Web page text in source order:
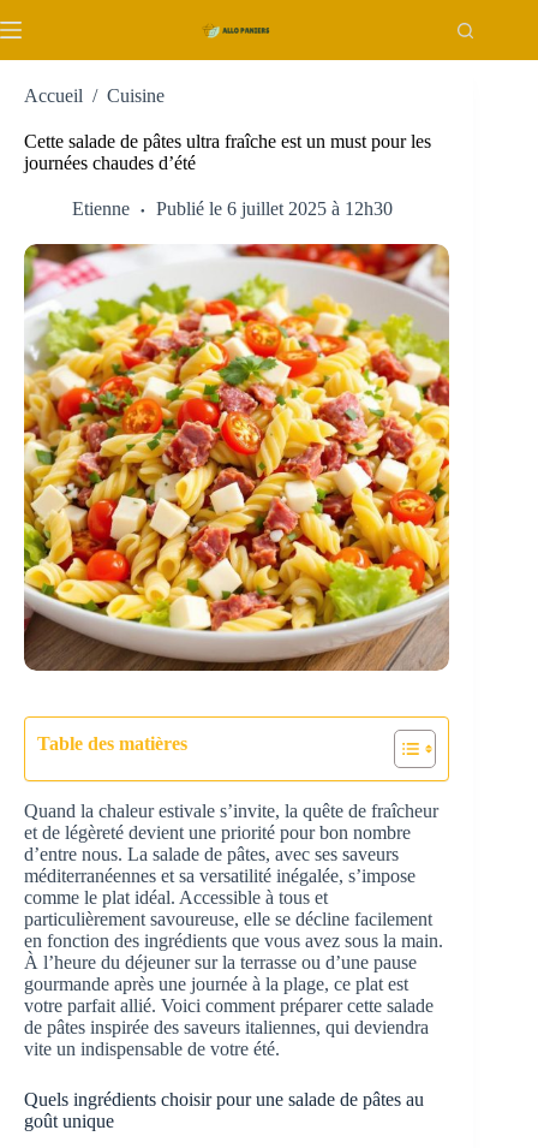
au
Accueil / Cuisine
Cette salade de pâtes ultra fraîche est un must pour les
journées chaudes d’été
Etienne Publié le 6 juillet 2025 à 12h30
Table des matières
Quand la chaleur estivale s’invite, la quête de fraîcheur
et de légèreté devient une priorité pour bon nombre
d’entre nous. La salade de pâtes, avec ses saveurs
méditerranéennes et sa versatilité inégalée, s’impose
comme le plat idéal. Accessible à tous et
particulièrement savoureuse, elle se décline facilement
en fonction des ingrédients que vous avez sous la main.
À l’heure du déjeuner sur la terrasse ou d’une pause
gourmande après une journée à la plage, ce plat est
votre parfait allié. Voici comment préparer cette salade
de pâtes inspirée des saveurs italiennes, qui deviendra
vite un indispensable de votre été.
Quels ingrédients choisir pour une salade de pâtes au
goût unique